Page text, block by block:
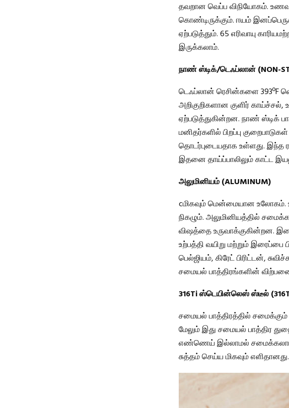
தவறான வெப்ப விநியோகம்.
கொண்டிருக்கும். ஈயம்
ஏற்படுத்தும். 65 எரிவாயு
இருக்கலாம்.
நாண் ஸ்டிக்/டெஃப்லான் (NON-
டெஃப்லான் ரெசின்களை 393ºF
அறிகுறிகளான குளிர்
ஏற்படுத்துகின்றன. நாண் ஸ்டிக்
மனிதர்களில் பிறப்பு
தொடர்புடையதாக உள்ளது.
இதனை தாய்ப்பாலிலும் காட்ட
அலுமினியம் (ALUMINUM)
cமிகவும் மென்மையான உலோகம்.
நிகழும். அலுமினியத்தில்
விஷத்தை உருவாக்குகின்றன.
உற்பத்தி வயிறு மற்றும்
பெல்ஜியம், கிரேட் பிரிட்டன்,
சமையல் பாத்திரங்களின்
316Ti ஸ்டெயின்லெஸ் ஸ்டீல் (316Ti
சமையல் பாத்திரத்தில் சமைக்கும்
மேலும் இது சமையல் பாத்திர
எண்ணெய் இல்லாமல்
சுத்தம் செய்ய மிகவும் எளிதானது.